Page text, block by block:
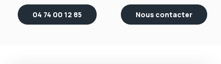
04 74 00 12 85 Nous contacter